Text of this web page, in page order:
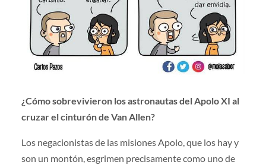
¿Cómo sobrevivieron los astronautas del Apolo XI al
cruzar el cinturón de Van Allen?
Los negacionistas de las misiones Apolo, que los hay y
son un montón, esgrimen precisamente como uno de